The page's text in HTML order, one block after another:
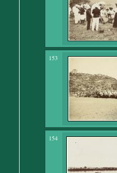
153
154